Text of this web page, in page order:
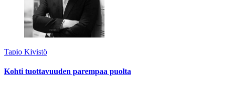
Tapio Kivistö
Kohti tuottavuuden parempaa puolta